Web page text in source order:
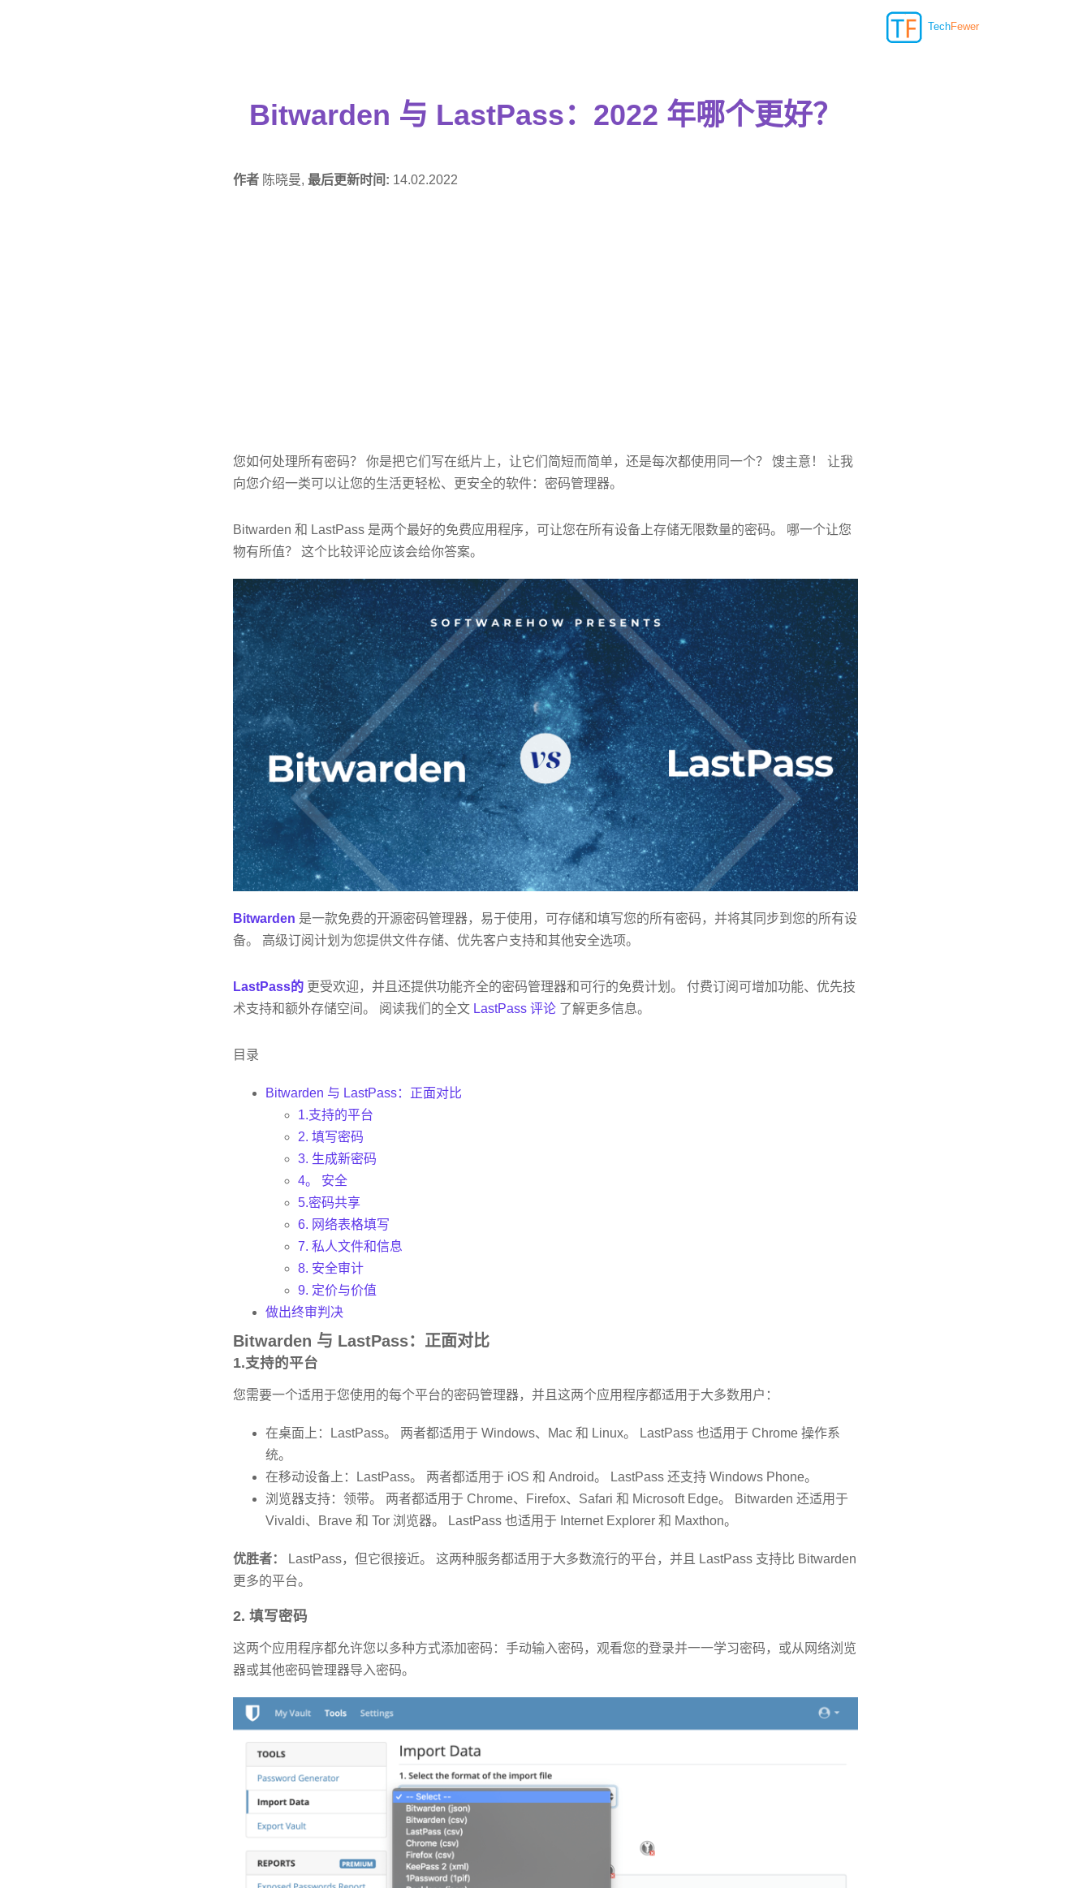
TechFewer
Bitwarden 与 LastPass：2022 年哪个更好？
作者 陈晓曼, 最后更新时间: 14.02.2022
您如何处理所有密码？ 你是把它们写在纸片上，让它们简短而简单，还是每次都使用同一个？ 馊主意！ 让我
向您介绍一类可以让您的生活更轻松、更安全的软件：密码管理器。
Bitwarden 和 LastPass 是两个最好的免费应用程序，可让您在所有设备上存储无限数量的密码。 哪一个让您
物有所值？ 这个比较评论应该会给你答案。
Bitwarden 是一款免费的开源密码管理器，易于使用，可存储和填写您的所有密码，并将其同步到您的所有设
备。 高级订阅计划为您提供文件存储、优先客户支持和其他安全选项。
LastPass的 更受欢迎，并且还提供功能齐全的密码管理器和可行的免费计划。 付费订阅可增加功能、优先技
术支持和额外存储空间。 阅读我们的全文 LastPass 评论 了解更多信息。
目录
Bitwarden 与 LastPass：正面对比
1.支持的平台
2. 填写密码
3. 生成新密码
4。 安全
5.密码共享
6. 网络表格填写
7. 私人文件和信息
8. 安全审计
9. 定价与价值
做出终审判决
Bitwarden 与 LastPass：正面对比
1.支持的平台
您需要一个适用于您使用的每个平台的密码管理器，并且这两个应用程序都适用于大多数用户：
在桌面上：LastPass。 两者都适用于 Windows、Mac 和 Linux。 LastPass 也适用于 Chrome 操作系
统。
在移动设备上：LastPass。 两者都适用于 iOS 和 Android。 LastPass 还支持 Windows Phone。
浏览器支持：领带。 两者都适用于 Chrome、Firefox、Safari 和 Microsoft Edge。 Bitwarden 还适用于
Vivaldi、Brave 和 Tor 浏览器。 LastPass 也适用于 Internet Explorer 和 Maxthon。
优胜者：
LastPass，但它很接近。 这两种服务都适用于大多数流行的平台，并且 LastPass 支持比 Bitwarden
更多的平台。
2. 填写密码
这两个应用程序都允许您以多种方式添加密码：手动输入密码，观看您的登录并一一学习密码，或从网络浏览
器或其他密码管理器导入密码。